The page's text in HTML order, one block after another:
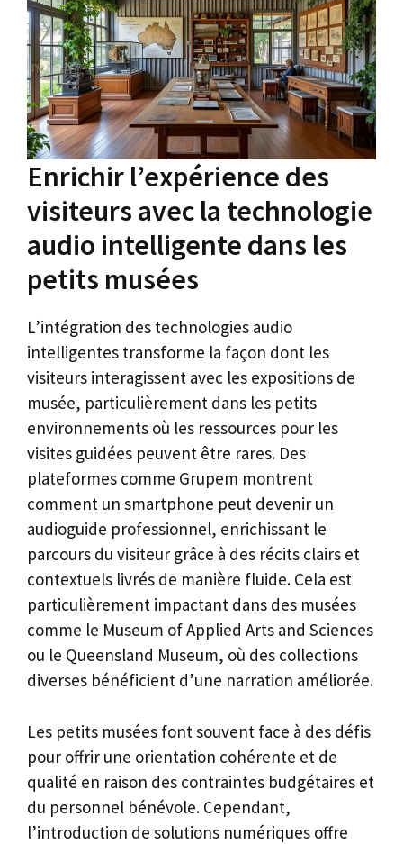
Enrichir l’expérience des
visiteurs avec la technologie
audio intelligente dans les
petits musées
L’intégration des technologies audio
intelligentes transforme la façon dont les
visiteurs interagissent avec les expositions de
musée, particulièrement dans les petits
environnements où les ressources pour les
visites guidées peuvent être rares. Des
plateformes comme Grupem montrent
comment un smartphone peut devenir un
audioguide professionnel, enrichissant le
parcours du visiteur grâce à des récits clairs et
contextuels livrés de manière fluide. Cela est
particulièrement impactant dans des musées
comme le Museum of Applied Arts and Sciences
ou le Queensland Museum, où des collections
diverses bénéficient d’une narration améliorée.
Les petits musées font souvent face à des défis
pour offrir une orientation cohérente et de
qualité en raison des contraintes budgétaires et
du personnel bénévole. Cependant,
l’introduction de solutions numériques offre